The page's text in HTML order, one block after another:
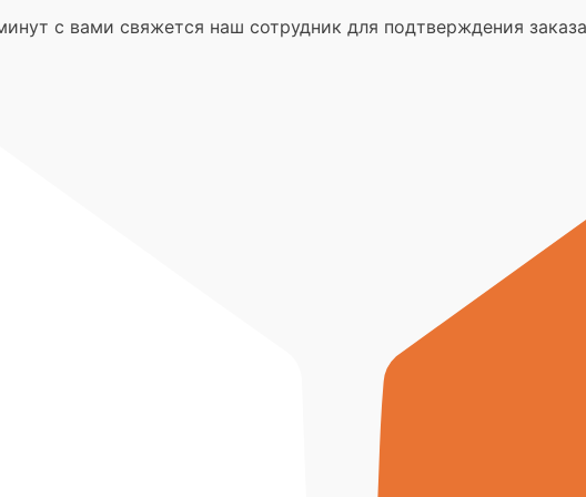
с вами свяжется наш сотрудник для подтверждения